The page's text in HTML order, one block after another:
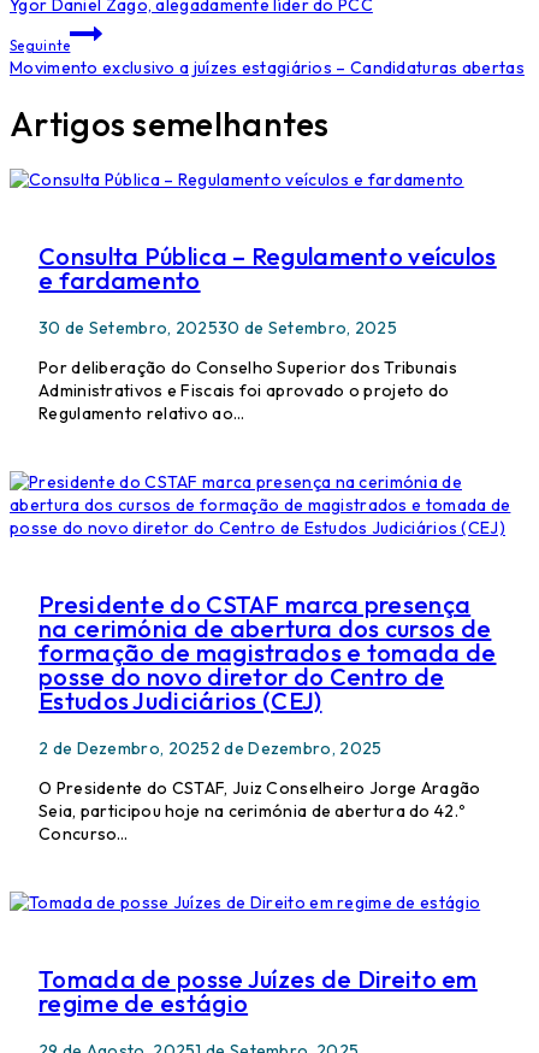
Ygor Daniel Zago, alegadamente líder do PCC
Seguinte
Movimento exclusivo a juízes estagiários – Candidaturas abertas
Artigos semelhantes
Consulta Pública – Regulamento veículos
e fardamento
30 de Setembro, 202530 de Setembro, 2025
Por deliberação do Conselho Superior dos Tribunais
Administrativos e Fiscais foi aprovado o projeto do
Regulamento relativo ao…
Presidente do CSTAF marca presença
na cerimónia de abertura dos cursos de
formação de magistrados e tomada de
posse do novo diretor do Centro de
Estudos Judiciários (CEJ)
2 de Dezembro, 20252 de Dezembro, 2025
O Presidente do CSTAF, Juiz Conselheiro Jorge Aragão
Seia, participou hoje na cerimónia de abertura do 42.º
Concurso…
Tomada de posse Juízes de Direito em
regime de estágio